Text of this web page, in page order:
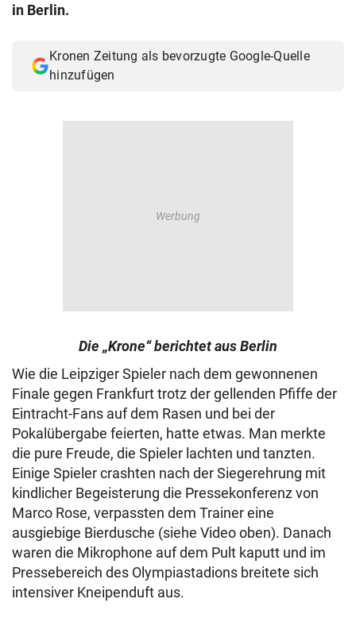
in Berlin.
Kronen Zeitung als bevorzugte Google-Quelle
hinzufügen
Die „Krone“ berichtet aus Berlin
Wie die Leipziger Spieler nach dem gewonnenen
Finale gegen Frankfurt trotz der gellenden Pfiffe der
Eintracht-Fans auf dem Rasen und bei der
Pokalübergabe feierten, hatte etwas. Man merkte
die pure Freude, die Spieler lachten und tanzten.
Einige Spieler crashten nach der Siegerehrung mit
kindlicher Begeisterung die Pressekonferenz von
Marco Rose, verpassten dem Trainer eine
ausgiebige Bierdusche (siehe Video oben). Danach
waren die Mikrophone auf dem Pult kaputt und im
Pressebereich des Olympiastadions breitete sich
intensiver Kneipenduft aus.